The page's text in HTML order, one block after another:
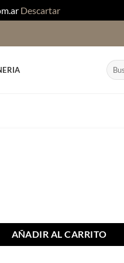
Descartar
Buscar
por:
AÑADIR AL CARRITO